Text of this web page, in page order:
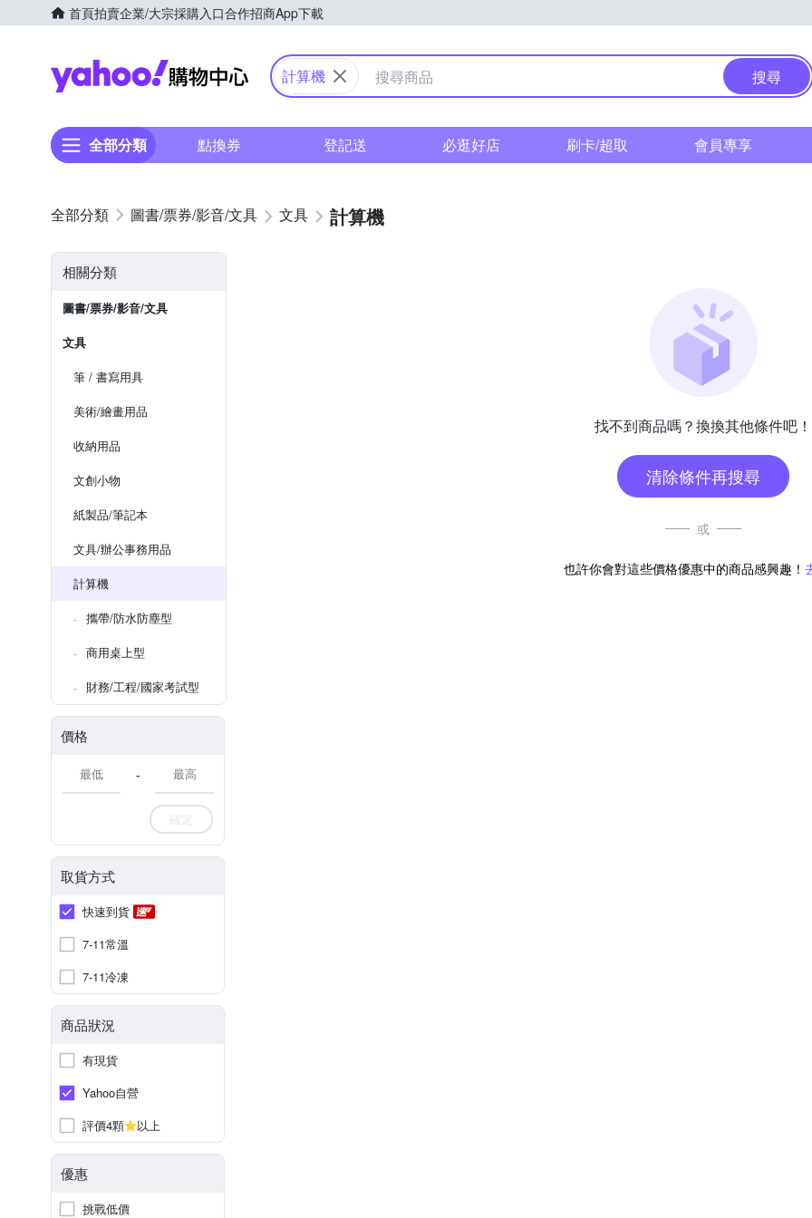
首頁拍賣企業/大宗採購入口合作招商App下載
Yahoo購物中心
計算機 搜尋
全部分類 點換券 登記送 必逛好店 刷卡/超取 會員專享
圖書/票券/影音/文具 文具 計算機
相關分類
圖書/票券/影音/文具
文具
筆 / 書寫用具
美術/繪畫用品
收納用品
文創小物
紙製品/筆記本
文具/辦公事務用品
計算機
攜帶/防水防塵型
商用桌上型
財務/工程/國家考試型
價格
-
確定
取貨方式
快速到貨
7-11常溫
7-11冷凍
商品狀況
有現貨
Yahoo自營
評價4顆
以上
優惠
挑戰低價
找不到商品嗎？換換其他條件吧！
清除條件再搜尋
或
也許你會對這些價格優惠中的商品感興趣！